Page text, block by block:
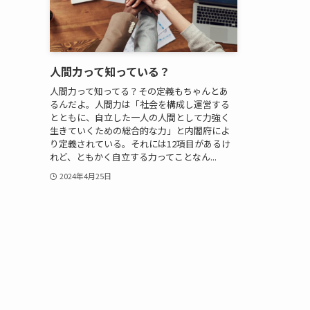
人間力って知っている？
人間力って知ってる？その定義もちゃんとあ
るんだよ。人間力は「社会を構成し運営する
とともに、自立した一人の人間として力強く
生きていくための総合的な力」と内閣府によ
り定義されている。それには12項目があるけ
れど、ともかく自立する力ってことなん...
2024年4月25日